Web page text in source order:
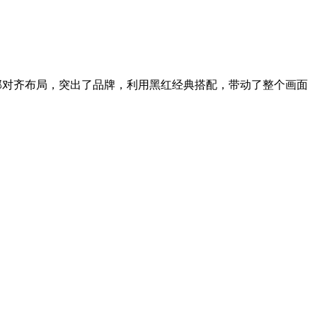
齐布局，突出了品牌，利用黑红经典搭配，带动了整个画面